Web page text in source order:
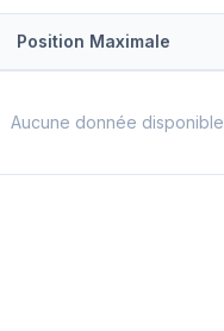
Position Maximale
Aucune donnée disponible